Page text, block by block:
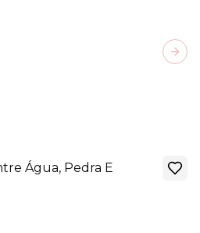
Água, Pedra E